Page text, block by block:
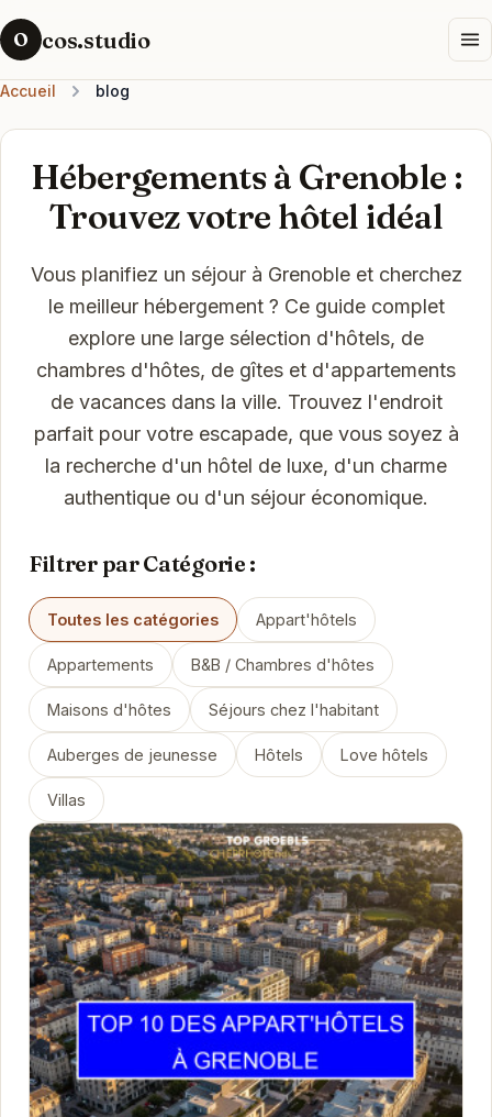
O cos.studio
Accueil blog
Hébergements à Grenoble :
Trouvez votre hôtel idéal
Vous planifiez un séjour à Grenoble et cherchez
le meilleur hébergement ? Ce guide complet
explore une large sélection d'hôtels, de
chambres d'hôtes, de gîtes et d'appartements
de vacances dans la ville. Trouvez l'endroit
parfait pour votre escapade, que vous soyez à
la recherche d'un hôtel de luxe, d'un charme
authentique ou d'un séjour économique.
Filtrer par Catégorie :
Toutes les catégories Appart'hôtels
Appartements B&B / Chambres d'hôtes
Maisons d'hôtes Séjours chez l'habitant
Auberges de jeunesse Hôtels Love hôtels
Villas